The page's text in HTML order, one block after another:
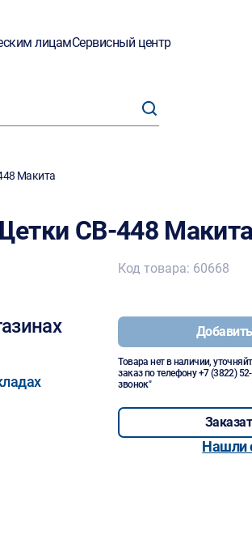
лицамСервисный центр
Макита
СВ-448 Макита
Код товара: 60668
Товара нет в наличии,
заказ по телефону+7 (3822)
звонок"
Нашли